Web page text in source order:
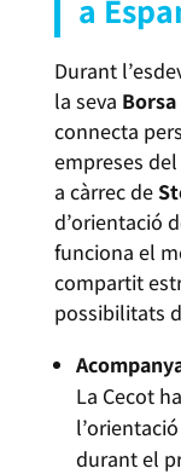
a
Durant
la seva
connecta
empreses
a càrrec de
d’orientació
funciona el
compartit
possibilitats
La Cecot
durant el